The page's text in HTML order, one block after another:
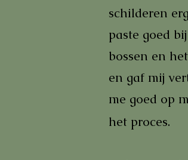
schilderen
paste goed
bossen en
en gaf mij
me goed op
het proces.